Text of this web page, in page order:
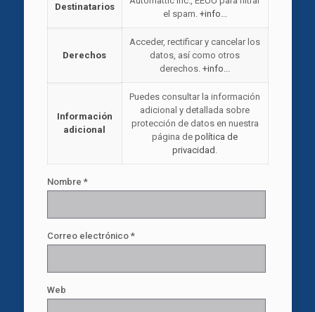
Destinatarios
el spam. +info...
Derechos
Acceder, rectificar y cancelar los
datos, así como otros
derechos. +info...
Información
adicional
Puedes consultar la información
adicional y detallada sobre
protección de datos en nuestra
página de política de
privacidad
Nombre *
Correo electrónico *
Web